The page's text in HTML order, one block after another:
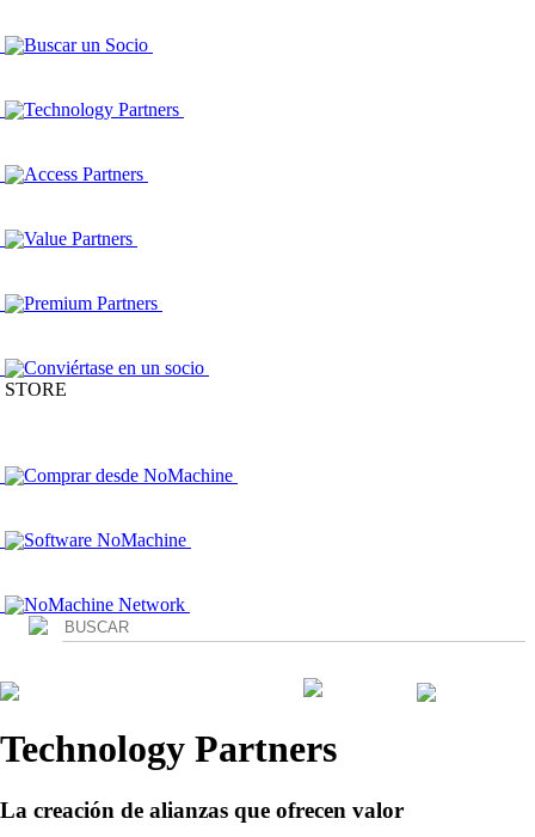
Buscar un Socio
Technology Partners
Access Partners
Value Partners
Premium Partners
Conviértase en un socio
STORE
Comprar desde NoMachine
Software NoMachine
NoMachine Network
Technology Partners
La creación de alianzas que ofrecen valor